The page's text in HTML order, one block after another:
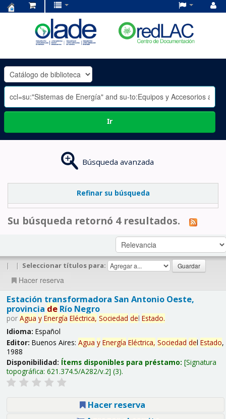
OLADE
-
Ir
Búsqueda avanzada
Refinar su búsqueda
Su búsqueda retornó 4 resultados.
| | Seleccionar títulos para:
Hacer reserva
Estación transformadora San Antonio Oeste,
provincia deRío Negro
por Agua y Energía Eléctrica, Sociedad del Estado.
Idioma: Español
Editor: Buenos Aires: Agua y Energía Eléctrica, Sociedad del Estado,
1988
Disponibilidad: Ítems disponibles para préstamo: Signatura
topográfica: 621.374.5/A282/v.2 (3).
Hacer reserva